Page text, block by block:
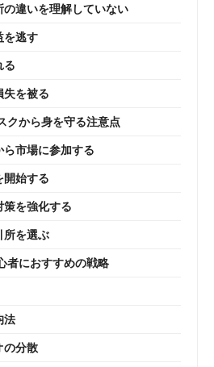
違いを理解していない
を逃す
る
失を被る
クから身を守る注意点
市場に参加する
開始する
を強化する
所を選ぶ
者におすすめの戦略
法
の分散